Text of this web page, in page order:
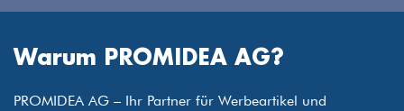
Warum PROMIDEA AG?
PROMIDEA AG – Ihr Partner für Werbeartikel und